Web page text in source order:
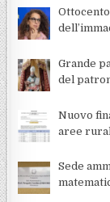
Grande
del
Nuovo
aree
Sede